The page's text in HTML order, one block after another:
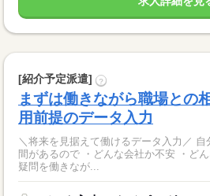
[紹介予定派遣] ?
まずは働きながら職場との
用前提のデータ入力
＼将来を見据えて働けるデータ入力／ 自分が馴染めるか見極める期
間があるので ・どんな会社か不安 ・ど
疑問を働きなが...